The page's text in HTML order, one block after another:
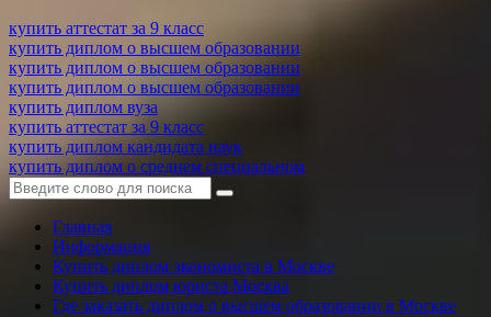
купить аттестат за 9 класс
купить диплом о высшем образовании
купить диплом о высшем образовании
купить диплом о высшем образовании
купить диплом вуза
купить аттестат за 9 класс
купить диплом кандидата наук
купить диплом о среднем специальном
Главная
Информация
Купить диплом экономиста в Москве
Купить диплом юриста Москва
Где заказать диплом о высшем образовании в Москве